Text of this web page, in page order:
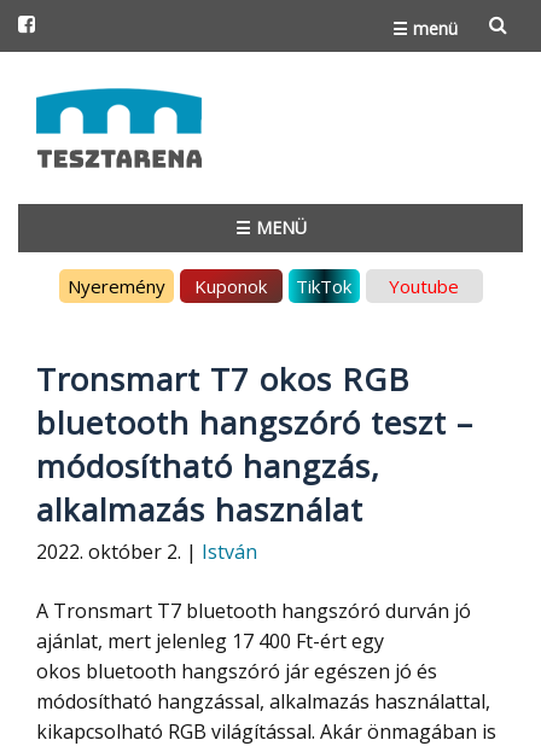
☰ menü
to
content
☰ MENÜ
Nyeremény Kuponok TikTok Youtube
Tronsmart T7 okos RGB
bluetooth hangszóró teszt –
módosítható hangzás,
alkalmazás használat
2022. október 2. | István
A Tronsmart T7 bluetooth hangszóró durván jó
ajánlat, mert jelenleg 17 400 Ft-ért egy
okos bluetooth hangszóró jár egészen jó és
módosítható hangzással, alkalmazás használattal,
kikapcsolható RGB világítással. Akár önmagában is